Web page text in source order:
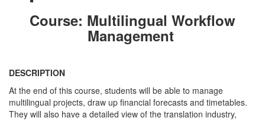
Course: Multilingual Workflow
Management
DESCRIPTION
At the end of this course, students will be able to manage
multilingual projects, draw up financial forecasts and timetables.
They will also have a detailed view of the translation industry,